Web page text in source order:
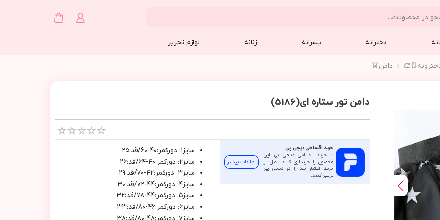
دخترانه پسرانه زنانه لوازم تحریر
دامن👗
دامن تور ستاره ای(5186)
خرید اقساطی دیجی پی
با خرید اقساطی دیجی پی این
محصول را خریداری کنید. قبل از
خرید اعتبار خود را در دیجی پی
بررسی کنید.
اطلاعات بیشتر
سايز١: دوركمر:٤٠-٦٠/قد:٢٥
سايز٢: دوركمر:٤٠-٦٤/قد:٢٦
سايز٣: دوركمر:٤٢-٧٠/قد:٢٩
سايز٤: دوركمر:٤٤-٧٢/قد:٣٠
سايز٥: دوركمر:٤٤-٧٨/قد:٣٢
سايز٦: دوركمر:٤٦-٨٠/قد:٣٣